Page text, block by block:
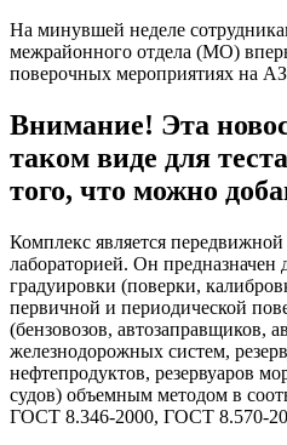
На минувшей неделе
межрайонного отдела (МО)
поверочных мероприятиях на
Внимание! Эта
таком виде для
того, что можно
Комплекс является
лабораторией. Он предназначен
градуировки (поверки,
первичной и периодической
(бензовозов, автозаправщиков,
железнодорожных систем,
нефтепродуктов, резервуаров
судов) объемным методом в
ГОСТ 8.346-2000, ГОСТ 8.570-